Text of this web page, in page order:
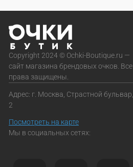
Copyright 2024 © Ochki-Boutique.ru —
сайт магазина брендовых очков. Все
права защищены.
Адрес: г. Москва, Страстной бульвар,
2
Посмотреть на карте
Мы в социальных сетях: